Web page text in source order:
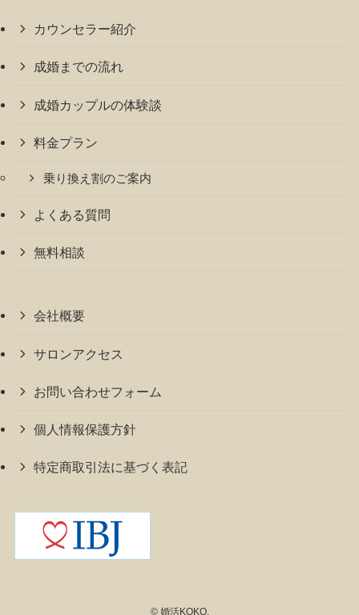
カウンセラー紹介
成婚までの流れ
成婚カップルの体験談
料金プラン
乗り換え割のご案内
よくある質問
無料相談
会社概要
サロンアクセス
お問い合わせフォーム
個人情報保護方針
特定商取引法に基づく表記
©婚活KOKO.